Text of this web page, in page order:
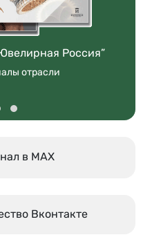
Россия”
отрасли
в МАХ
Вконтакте